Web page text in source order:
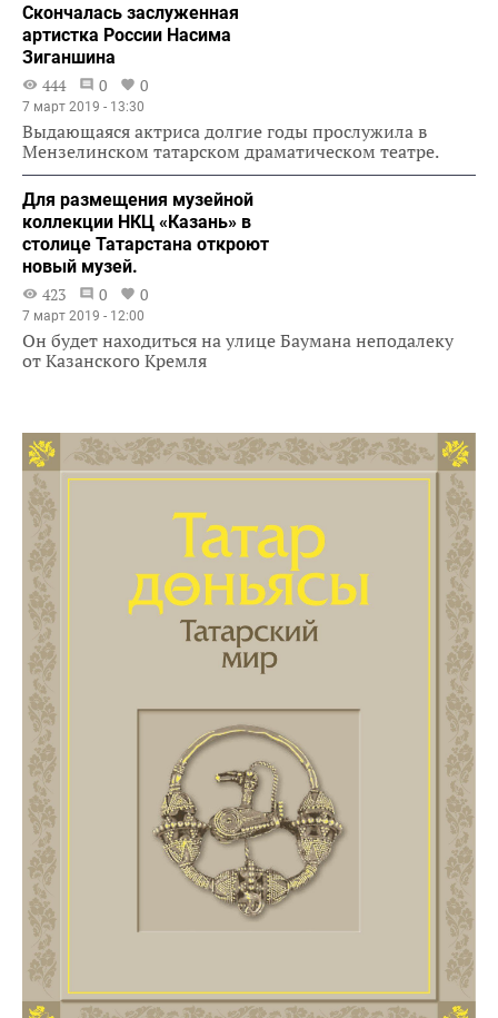
Скончалась заслуженная
артистка России Насима
Зиганшина
444
0 0
7 март 2019 - 13:30
Выдающаяся актриса долгие годы прослужила в
Мензелинском татарском драматическом театре.
Для размещения музейной
коллекции НКЦ «Казань» в
столице Татарстана откроют
новый музей.
423
0 0
7 март 2019 - 12:00
Он будет находиться на улице Баумана неподалеку
от Казанского Кремля